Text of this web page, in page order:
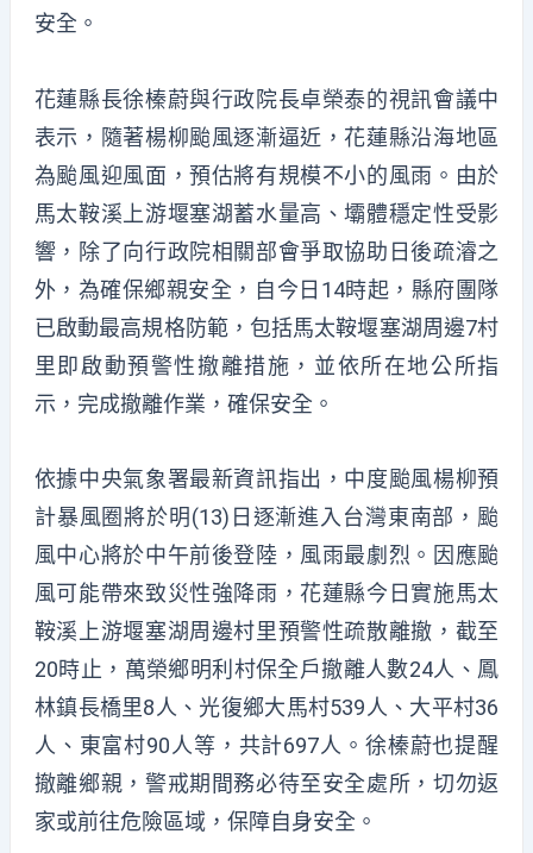
安全。
花蓮縣長徐榛蔚與行政院長卓榮泰的視訊會議中
表示，隨著楊柳颱風逐漸逼近，花蓮縣沿海地區
為颱風迎風面，預估將有規模不小的風雨。由於
馬太鞍溪上游堰塞湖蓄水量高、壩體穩定性受影
響，除了向行政院相關部會爭取協助日後疏濬之
外，為確保鄉親安全，自今日14時起，縣府團隊
已啟動最高規格防範，包括馬太鞍堰塞湖周邊7村
里即啟動預警性撤離措施，並依所在地公所指
示，完成撤離作業，確保安全。
依據中央氣象署最新資訊指出，中度颱風楊柳預
計暴風圈將於明(13)日逐漸進入台灣東南部，颱
風中心將於中午前後登陸，風雨最劇烈。因應颱
風可能帶來致災性強降雨，花蓮縣今日實施馬太
鞍溪上游堰塞湖周邊村里預警性疏散離撤，截至
20時止，萬榮鄉明利村保全戶撤離人數24人、鳳
林鎮長橋里8人、光復鄉大馬村539人、大平村36
人、東富村90人等，共計697人。徐榛蔚也提醒
撤離鄉親，警戒期間務必待至安全處所，切勿返
家或前往危險區域，保障自身安全。